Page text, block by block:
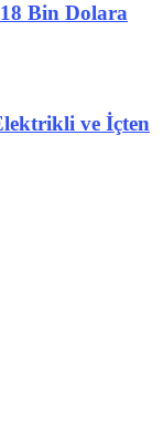
Bin Dolara
ve İçten